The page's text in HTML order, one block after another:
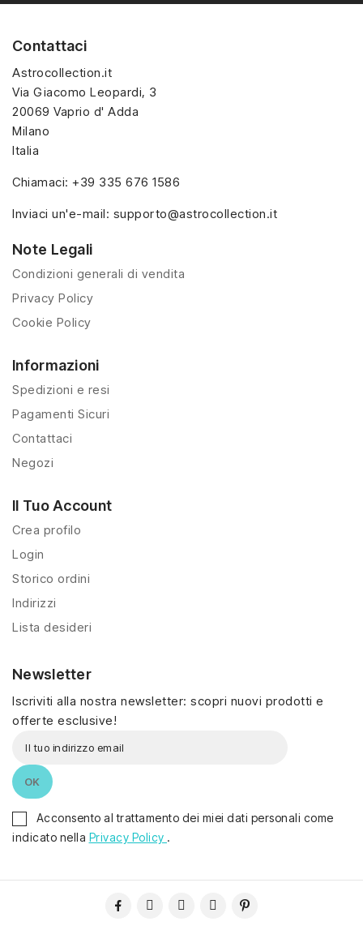
collezione di sorpresine.
Contattaci
Astrocollection.it
Via Giacomo Leopardi, 3
20069 Vaprio d' Adda
Milano
Italia
Chiamaci: +39 335 676 1586
Inviaci un'e-mail: supporto@astrocollection.it
Note Legali
Condizioni generali di vendita
Privacy Policy
Cookie Policy
Informazioni
Spedizioni e resi
Pagamenti Sicuri
Contattaci
Negozi
Il Tuo Account
Crea profilo
Login
Storico ordini
Indirizzi
Lista desideri
Newsletter
Iscriviti alla nostra newsletter: scopri nuovi prodotti e
offerte esclusive!
Acconsento al trattamento dei miei dati personali come
indicato nella Privacy Policy .